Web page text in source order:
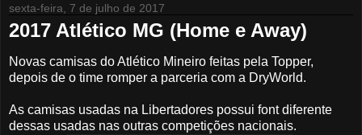
sexta-feira, 7 de julho de 2017
2017 Atlético MG (Home e Away)
Novas camisas do Atlético Mineiro feitas pela Topper,
depois de o time romper a parceria com a DryWorld.
As camisas usadas na Libertadores possui font diferente
dessas usadas nas outras competições nacionais.